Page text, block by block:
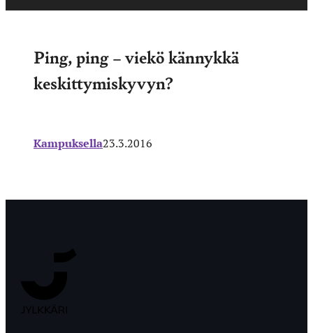
Ping, ping – viekö kännykkä
keskittymiskyvyn?
Kampuksella23.3.2016